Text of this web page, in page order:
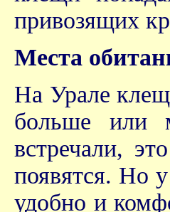
привозящих
Места
На Урале
больше или
встречали,
появятся. Но
удобно и